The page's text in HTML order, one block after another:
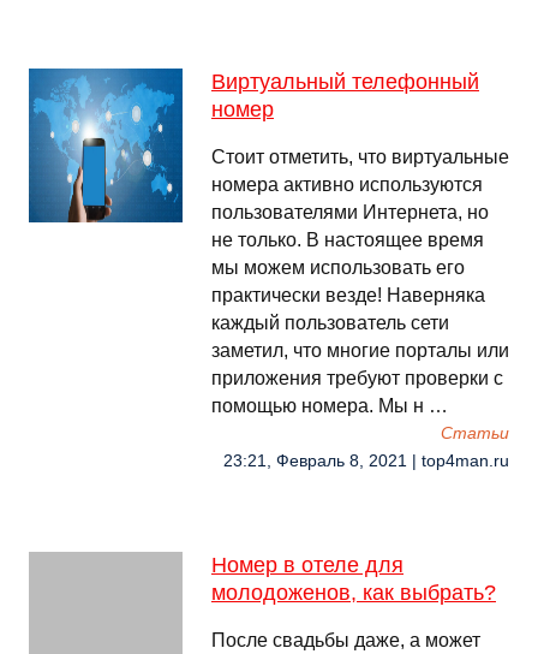
Виртуальный телефонный
номер
Стоит отметить, что виртуальные
номера активно используются
пользователями Интернета, но
не только. В настоящее время
мы можем использовать его
практически везде! Наверняка
каждый пользователь сети
заметил, что многие порталы или
приложения требуют проверки с
помощью номера. Мы н …
Cтатьи
23:21, Февраль 8, 2021 | top4man.ru
Номер в отеле для
молодоженов, как выбрать?
После свадьбы даже, а может